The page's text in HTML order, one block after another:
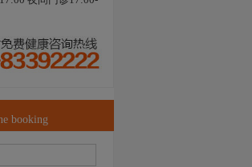
booking